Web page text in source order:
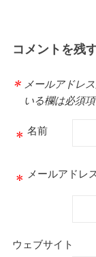
コメントを残
メールアドレ
*
いる欄は必須
名前
*
メールアドレ
*
ウェブサイト